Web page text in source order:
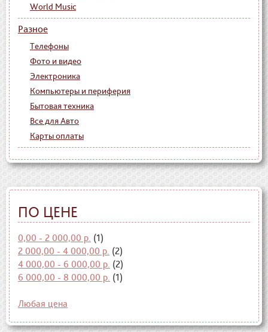
World Music
Разное
Телефоны
Фото и видео
Электроника
Компьютеры и периферия
Бытовая техника
Все для Авто
Карты оплаты
ПО ЦЕНЕ
0,00 - 2 000,00 р. (1)
2 000,00 - 4 000,00 р. (2)
4 000,00 - 6 000,00 р. (2)
6 000,00 - 8 000,00 р. (1)
Любая цена